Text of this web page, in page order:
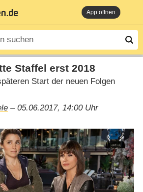
App öffnen
Staffel erst 2018
Start der neuen Folgen
– 05.06.2017, 14:00 Uhr